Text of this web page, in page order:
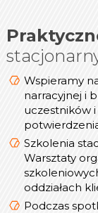
Wspieramy
narracyjnej i
uczestników i
Szkolenia
Warsztaty
oddziałach
Podczas
Teams,
Mamy duże
Podczas